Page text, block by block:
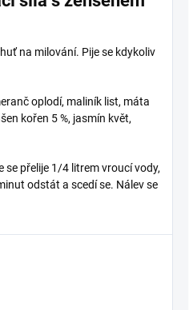
na milování. Pije se kdykoliv
oplodí, maliník list, máta
kořen 5 %, jasmín květ,
se přelije 1/4 litrem vroucí vody,
odstát a scedí se. Nálev se